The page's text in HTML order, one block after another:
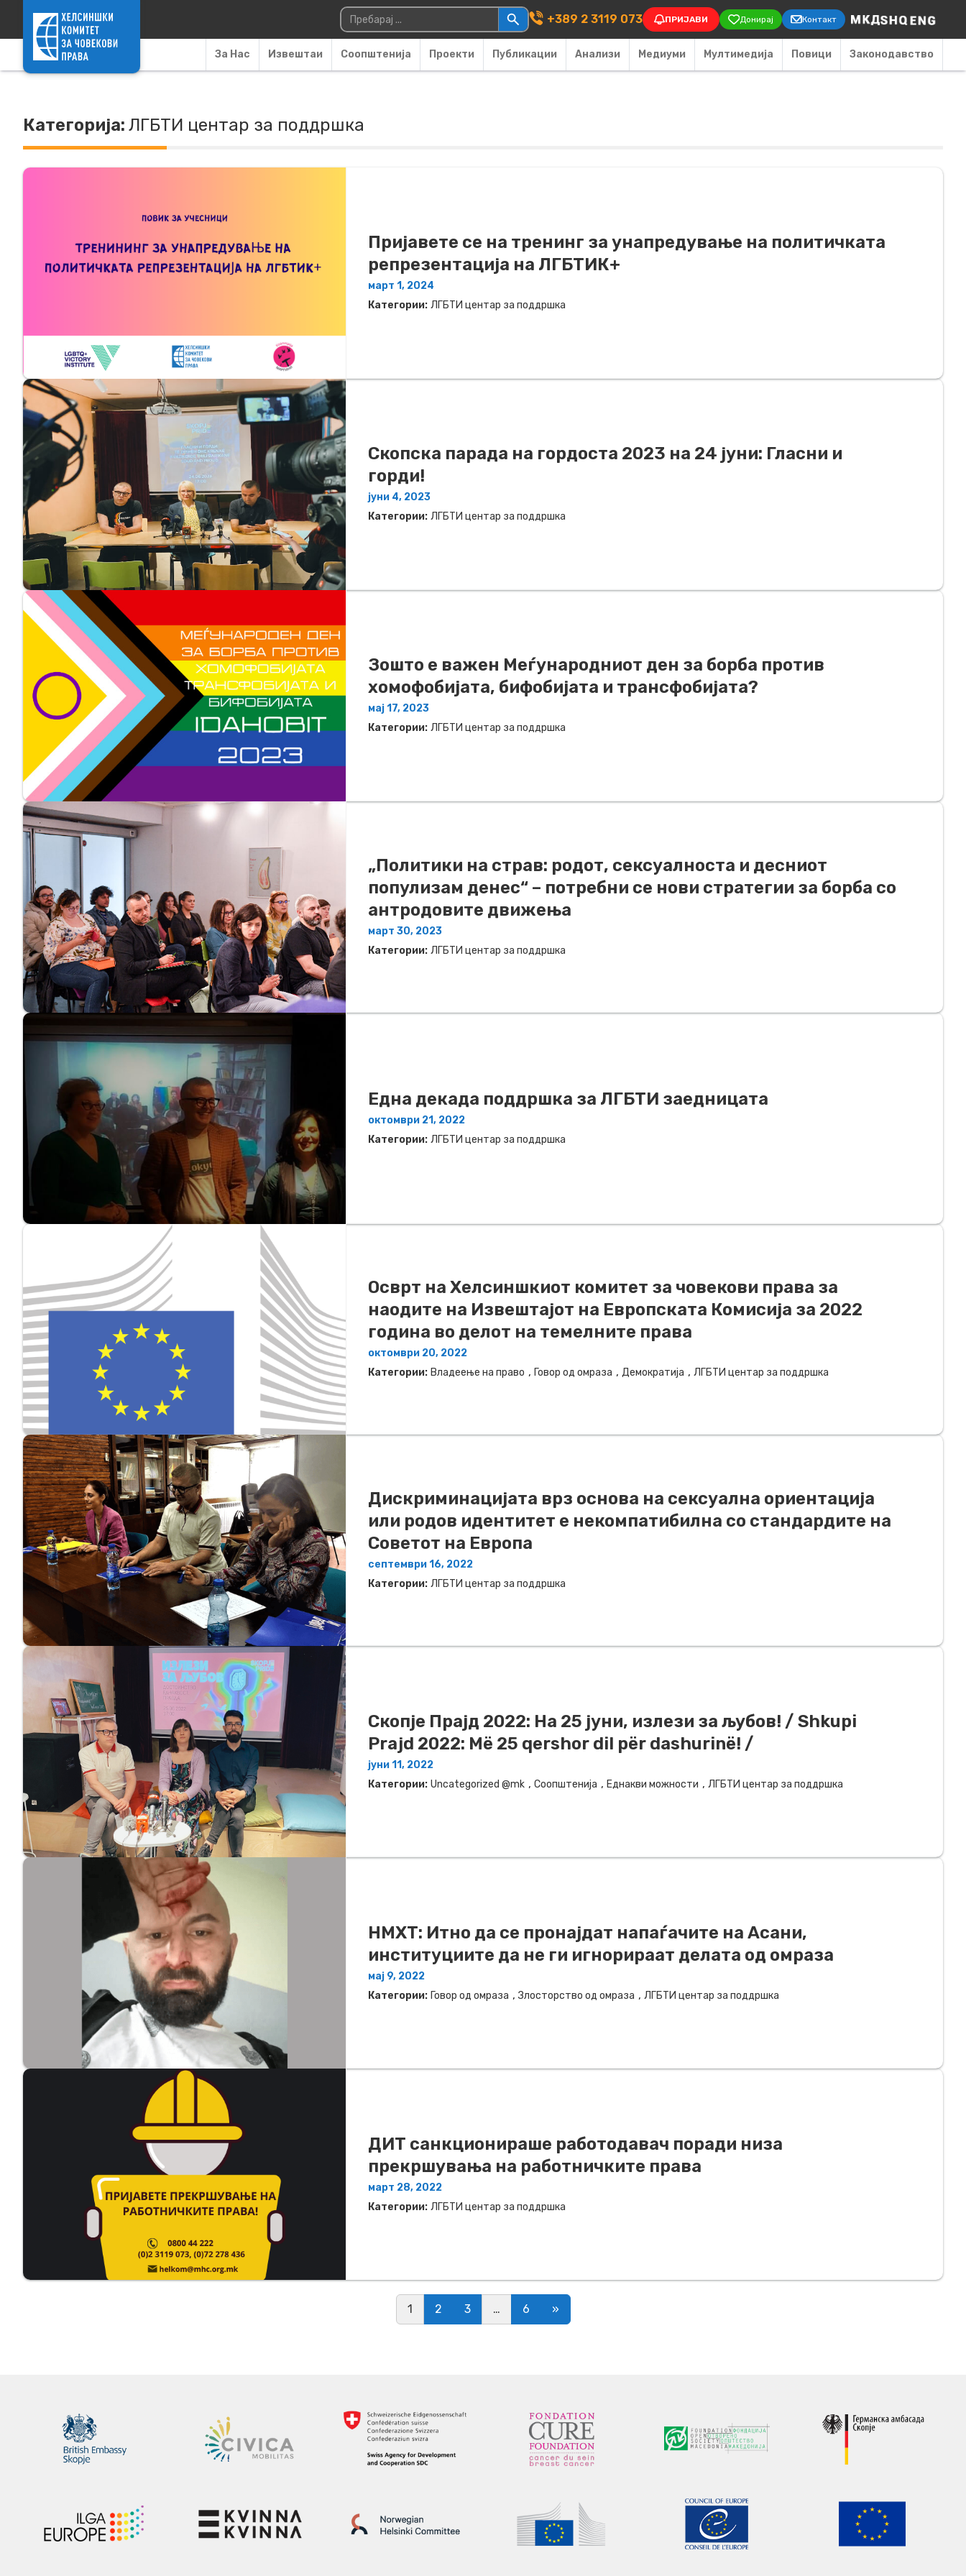
Main Navigation
Пребарувај за: +389 2 3119 073 ПРИЈАВИ Донирај Контакт
За Нас Извештаи Соопштенија Проекти Публикации Анализи Медиуми Мултимедија Повици Законодавство
Категорија: ЛГБТИ центар за поддршка
Пријавете се на тренинг за унапредување на политичката
репрезентација на ЛГБТИК+
март 1, 2024
Категории: ЛГБТИ центар за поддршка
Скопска парада на гордоста 2023 на 24 јуни: Гласни и
горди!
јуни 4, 2023
Категории: ЛГБТИ центар за поддршка
Зошто е важен Меѓународниот ден за борба против
хомофобијата, бифобијата и трансфобијата?
мај 17, 2023
Категории: ЛГБТИ центар за поддршка
„Политики на страв: родот, сексуалноста и десниот
популизам денес“ – потребни се нови стратегии за борба со
антродовите движења
март 30, 2023
Категории: ЛГБТИ центар за поддршка
Една декада поддршка за ЛГБТИ заедницата
октомври 21, 2022
Категории: ЛГБТИ центар за поддршка
Осврт на Хелсиншкиот комитет за човекови права за
наодите на Извештајот на Европската Комисија за 2022
година во делот на темелните права
октомври 20, 2022
Категории: Владеење на право , Говор од омраза , Демократија , ЛГБТИ центар за поддршка
Дискриминацијата врз основа на сексуална ориентација
или родов идентитет е некомпатибилна со стандардите на
Советот на Европа
септември 16, 2022
Категории: ЛГБТИ центар за поддршка
Скопје Прајд 2022: На 25 јуни, излези за љубов! / Shkupi
Prajd 2022: Më 25 qershor dil për dashurinë! /
јуни 11, 2022
Категории: Uncategorized @mk , Соопштенија , Еднакви можности , ЛГБТИ центар за поддршка
НМХТ: Итно да се пронајдат напаѓачите на Асани,
институциите да не ги игнорираат делата од омраза
мај 9, 2022
Категории: Говор од омраза ,Злосторство од омраза , ЛГБТИ центар за поддршка
ДИТ санкционираше работодавач поради низа
прекршувања на работничките права
март 28, 2022
Категории: ЛГБТИ центар за поддршка
Posts navigation
1 2 3 … 6 »